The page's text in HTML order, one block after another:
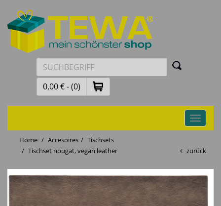
0,00 € - (0)
Toggle
Home
Accesoires
Tischsets
Tischset nougat, vegan leather
zurück